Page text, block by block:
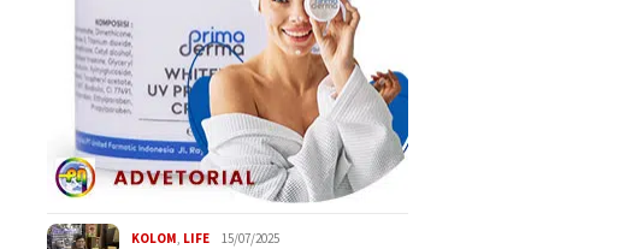
KOLOM, LIFE 15/07/2025